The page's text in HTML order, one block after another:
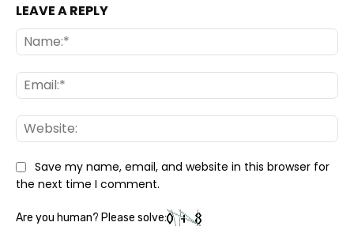
LEAVE A REPLY
Save my name, email, and website in this browser for
the next time I comment.
Are you human? Please solve: